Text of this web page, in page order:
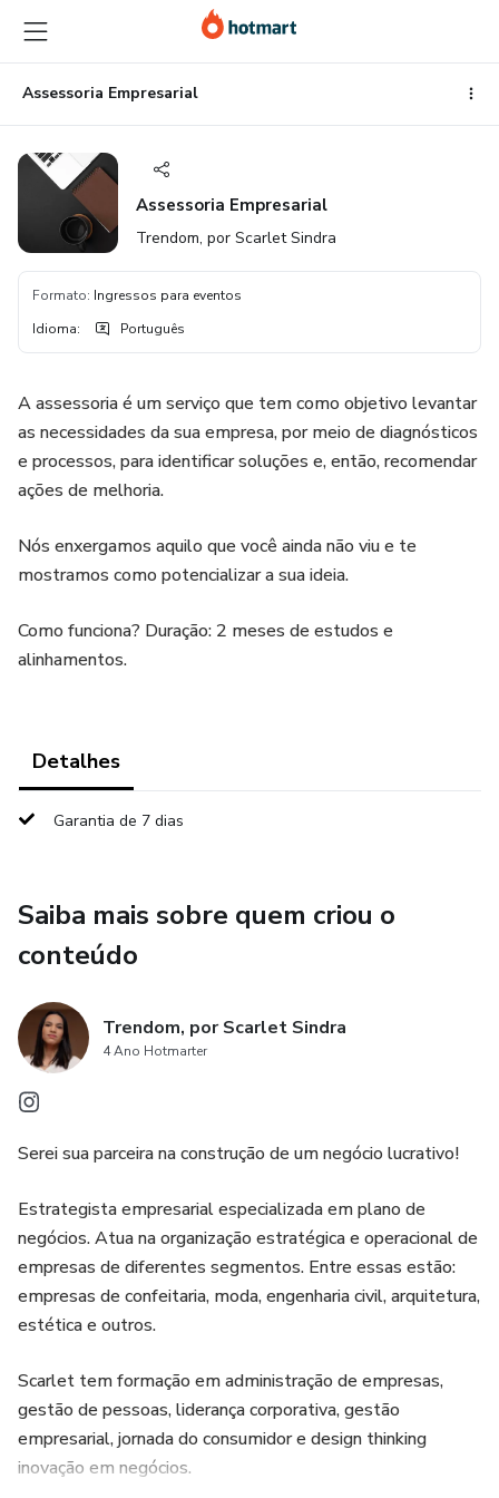
para
o
conteúdo
principal
para
o
pagamento
para
o
rodapé
Assessoria Empresarial
Assessoria Empresarial
Trendom, por Scarlet Sindra
Formato: Ingressos para eventos
Idioma: Português
A assessoria é um serviço que tem como objetivo levantar
as necessidades da sua empresa, por meio de diagnósticos
e processos, para identificar soluções e, então, recomendar
ações de melhoria.
Nós enxergamos aquilo que você ainda não viu e te
mostramos como potencializar a sua ideia.
Como funciona? Duração: 2 meses de estudos e
alinhamentos.
Detalhes
Garantia de 7 dias
Saiba mais sobre quem criou o
conteúdo
Trendom, por Scarlet Sindra
4 Ano Hotmarter
Serei sua parceira na construção de um negócio lucrativo!
Estrategista empresarial especializada em plano de
negócios. Atua na organização estratégica e operacional de
empresas de diferentes segmentos. Entre essas estão:
empresas de confeitaria, moda, engenharia civil, arquitetura,
estética e outros.
Scarlet tem formação em administração de empresas,
gestão de pessoas, liderança corporativa, gestão
empresarial, jornada do consumidor e design thinking
inovação em negócios.